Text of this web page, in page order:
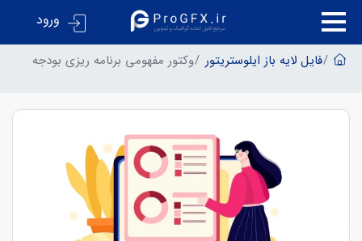
ورود
فایل لایه باز ایلوستریتور وکتور مفهومی برنامه ریزی بودجه